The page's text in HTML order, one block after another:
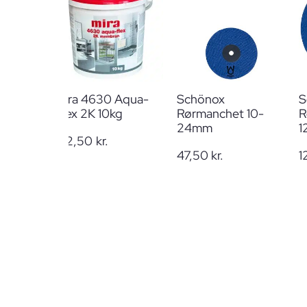
Mira 4630 Aqua-
Flex 2K 10kg
512,50 kr.
Schönox
Rørmanchet 10-
24mm
47,50 kr.